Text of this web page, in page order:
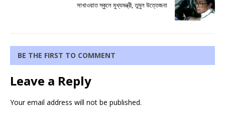
সাখাওয়াত স্কুলে মুখ্যমন্ত্রী, তুমুল উত্তেজনা
BE THE FIRST TO COMMENT
Leave a Reply
Your email address will not be published.